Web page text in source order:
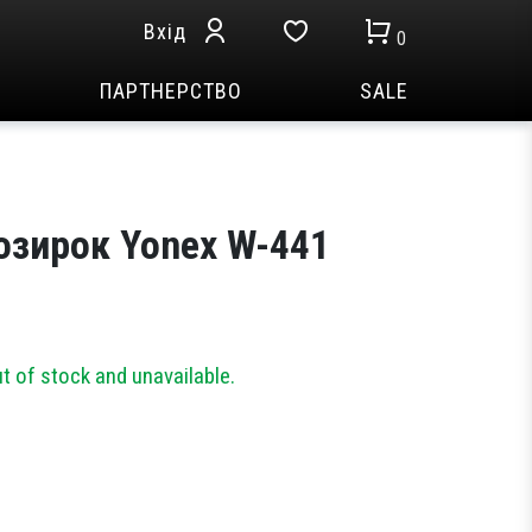
Вхід 0
ПАРТНЕРСТВО SALE
Yonex W-441
of stock and unavailable.